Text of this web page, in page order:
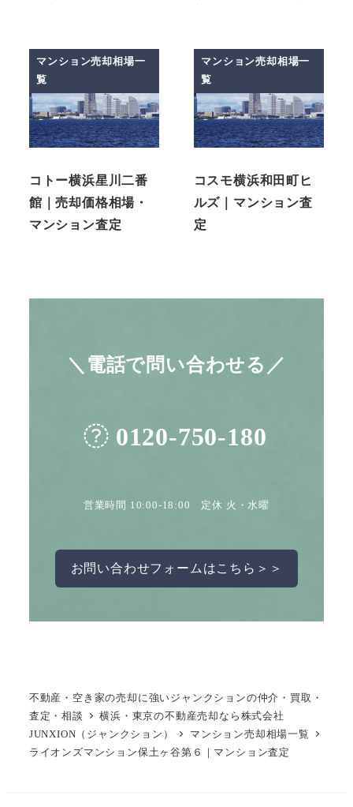
マンション売却相場一
覧
コトー横浜星川二番
館｜売却価格相場・
マンション査定
マンション売却相場一
覧
コスモ横浜和田町ヒ
ルズ｜マンション査
定
＼電話で問い合わせる／
0120-750-180
営業時間 10:00-18:00 定休 火・水曜
お問い合わせフォームはこちら＞＞
不動産・空き家の売却に強いジャンクションの仲介・買取・
査定・相談
横浜・東京の不動産売却なら株式会社
JUNXION（ジャンクション）
マンション売却相場一覧
ライオンズマンション保土ヶ谷第６｜マンション査定